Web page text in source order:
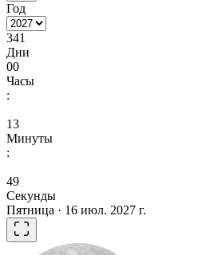
Год
341
Дни
00
Часы
:
13
Минуты
:
49
Секунды
Пятница · 16 июл. 2027 г.